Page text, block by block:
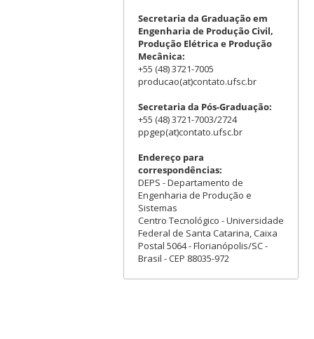
Secretaria da Graduação em
Engenharia de Produção Civil,
Produção Elétrica e Produção
Mecânica:
+55 (48) 3721-7005
producao(at)contato.ufsc.br
Secretaria da Pós-Graduação:
+55 (48) 3721-7003/2724
ppgep(at)contato.ufsc.br
Endereço para
correspondências:
DEPS - Departamento de
Engenharia de Produção e
Sistemas
Centro Tecnológico - Universidade
Federal de Santa Catarina, Caixa
Postal 5064 - Florianópolis/SC -
Brasil - CEP 88035-972